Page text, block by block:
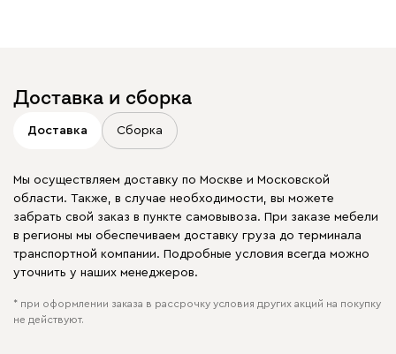
Доставка и сборка
Доставка Сборка
Мы осуществляем доставку по Москве и Московской
области. Также, в случае необходимости, вы можете
забрать свой заказ в пункте самовывоза. При заказе мебели
в регионы мы обеспечиваем доставку груза до терминала
транспортной компании. Подробные условия всегда можно
уточнить у наших менеджеров.
* при оформлении заказа в рассрочку условия других акций на покупку
не действуют.